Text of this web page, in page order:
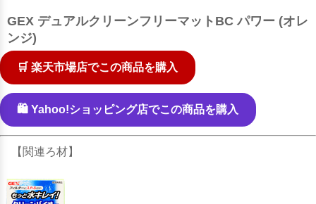
GEX デュアルクリーンフリーマットBC パワー (オレ
ンジ)
🛒 楽天市場店でこの商品を購入
🛍️ Yahoo!ショッピング店でこの商品を購入
【関連ろ材】